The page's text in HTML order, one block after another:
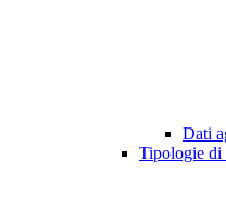
Dati
Tipologie di